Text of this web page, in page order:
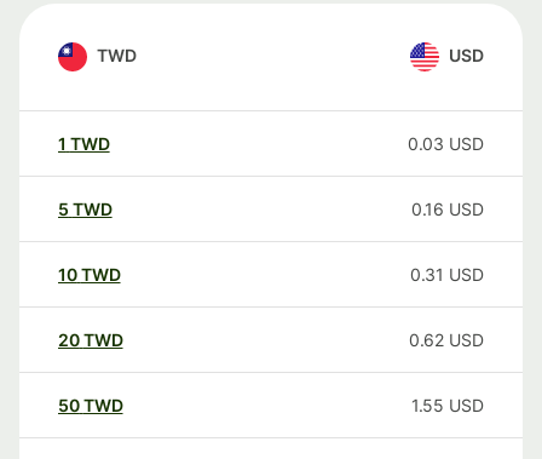
TWD USD
1 TWD 0.03 USD
5 TWD 0.16 USD
10TWD 0.31 USD
20TWD 0.62 USD
50TWD 1.55 USD